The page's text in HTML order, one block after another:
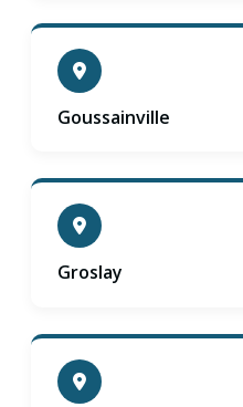
Goussainville
Groslay